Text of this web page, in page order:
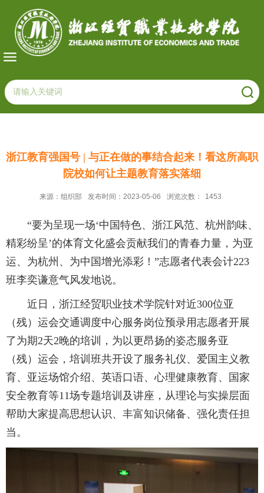
浙江教育强国号 | 与正在做的事结合起来！看这所高职
院校如何让主题教育落实落细
来源：组织部 发布时间：2023-05-06 浏览次数： 1453
“要为呈现一场‘中国特色、浙江风范、杭州韵味、
精彩纷呈’的体育文化盛会贡献我们的青春力量，为亚
运、为杭州、为中国增光添彩！”志愿者代表会计223
班李奕谦意气风发地说。
近日，浙江经贸职业技术学院针对近300位亚
（残）运会交通调度中心服务岗位预录用志愿者开展
了为期2天2晚的培训，为以更昂扬的姿态服务亚
（残）运会，培训班共开设了服务礼仪、爱国主义教
育、亚运场馆介绍、英语口语、心理健康教育、国家
安全教育等11场专题培训及讲座，从理论与实操层面
帮助大家提高思想认识、丰富知识储备、强化责任担
当。